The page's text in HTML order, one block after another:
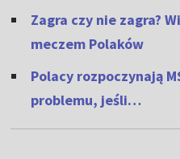
Zagra czy nie zagra?
meczem Polaków
Polacy rozpoczynają
problemu, jeśli…